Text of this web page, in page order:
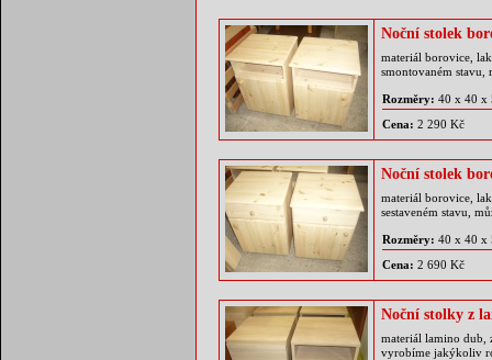
Noční stolek
materiál borovice,
smontovaném
Rozměry: 40 x 40 x
Cena: 2 290 Kč
Noční stolek
materiál borovice,
sestaveném stavu,
Rozměry: 40 x 40 x
Cena: 2 690 Kč
Noční stolky z
materiál lamino dub,
vyrobíme jakýkoliv